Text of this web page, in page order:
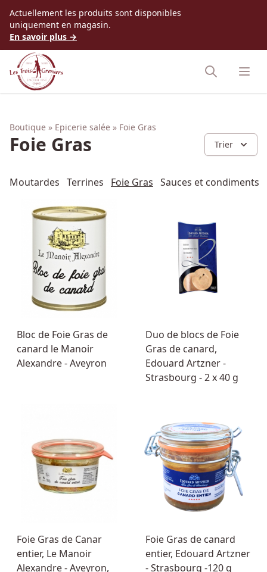
Accès au contenu
Actuellement les produits sont disponibles
uniquement en magasin.
En savoir plus →
Boutique Epicerie salée Foie Gras
Foie Gras Trier
Moutardes Terrines Foie Gras Sauces et condiments
Bloc de Foie Gras de
canard le Manoir
Alexandre - Aveyron
Duo de blocs de Foie
Gras de canard,
Edouard Artzner -
Strasbourg - 2 x 40 g
Foie Gras de Canar
entier, Le Manoir
Alexandre - Aveyron,
Foie Gras de canard
entier, Edouard Artzner
- Strasbourg -120 g